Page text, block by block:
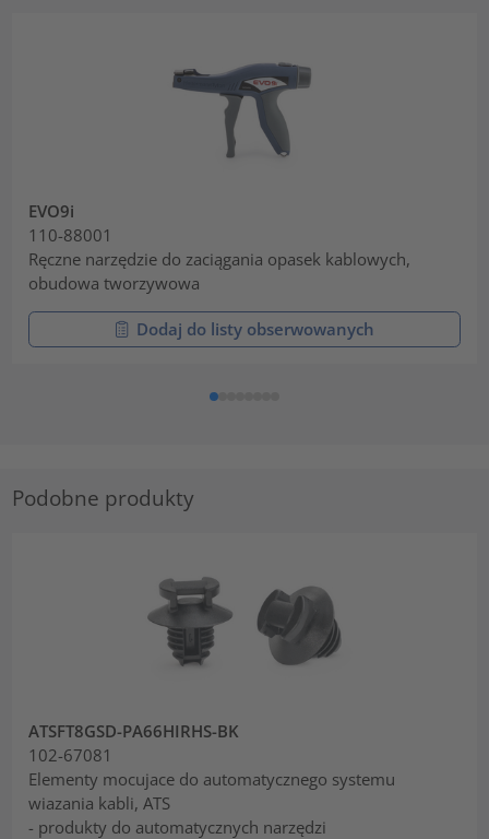
EVO9i
110-88001
Ręczne narzędzie do zaciągania opasek kablowych,
obudowa tworzywowa
Dodaj do listy obserwowanych
Podobne produkty
ATSFT8GSD-PA66HIRHS-BK
102-67081
Elementy mocujace do automatycznego systemu
wiazania kabli, ATS
- produkty do automatycznych narzędzi